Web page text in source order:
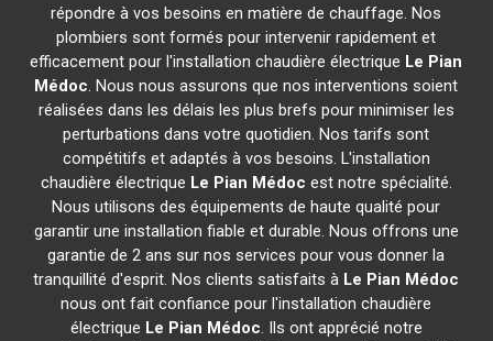
répondre à vos besoins en matière de chauffage. Nos
plombiers sont formés pour intervenir rapidement et
efficacement pour l'installation chaudière électrique Le Pian
Médoc. Nous nous assurons que nos interventions soient
réalisées dans les délais les plus brefs pour minimiser les
perturbations dans votre quotidien. Nos tarifs sont
compétitifs et adaptés à vos besoins. L'installation
chaudière électrique Le Pian Médoc est notre spécialité.
Nous utilisons des équipements de haute qualité pour
garantir une installation fiable et durable. Nous offrons une
garantie de 2 ans sur nos services pour vous donner la
tranquillité d'esprit. Nos clients satisfaits à Le Pian Médoc
nous ont fait confiance pour l'installation chaudière
électrique Le Pian Médoc. Ils ont apprécié notre